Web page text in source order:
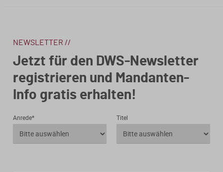
NEWSLETTER //
Jetzt für den DWS-Newsletter
registrieren und Mandanten-
Info gratis erhalten!
Anrede* Titel